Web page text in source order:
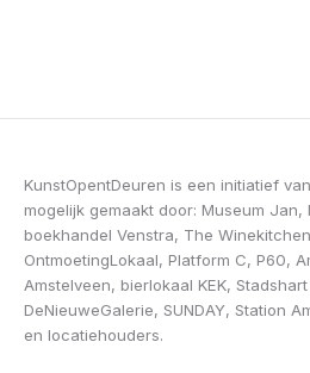
KunstOpentDeuren is een initiatief
mogelijk gemaakt door: Museum Jan,
boekhandel Venstra, The
OntmoetingLokaal, Platform C, P60,
Amstelveen, bierlokaal KEK,
DeNieuweGalerie, SUNDAY, Station
en locatiehouders.